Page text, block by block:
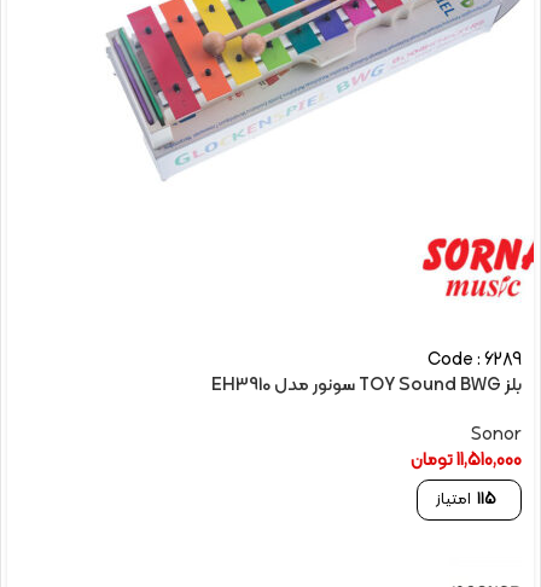
Code : 6289
بلز TOY Sound BWG سونور مدل EH3910
Sonor
11,510,000تومان
115 امتیاز